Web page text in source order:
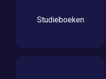
Studieboeken